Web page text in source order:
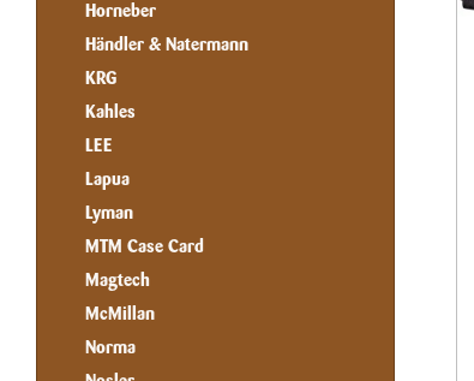
Horneber
Händler & Natermann
KRG
Kahles
LEE
Lapua
Lyman
MTM Case Card
Magtech
McMillan
Norma